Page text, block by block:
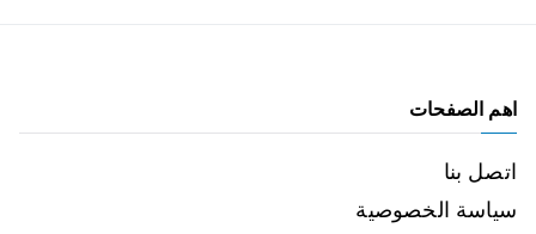
اهم الصفحات
اتصل بنا
سياسة الخصوصية